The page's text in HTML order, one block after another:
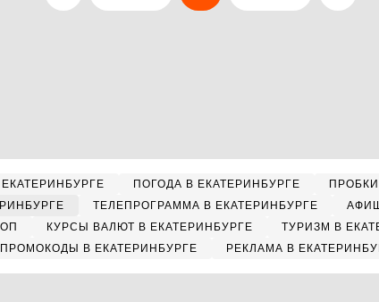
ПОГОДА В ЕКАТЕРИНБУРГЕ
ТЕЛЕПРОГРАММА В ЕКАТЕРИНБУРГЕ
КУРСЫ ВАЛЮТ В ЕКАТЕРИНБУРГЕ
ТУРИЗМ В
ПРОМОКОДЫ В ЕКАТЕРИНБУРГЕ
РЕКЛАМА В